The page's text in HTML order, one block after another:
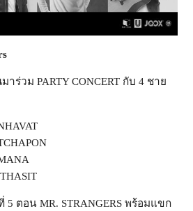
ร่วม PARTY CONCERT กับ 4 ชาย
5 ตอน MR. STRANGERS พร้อมแขก